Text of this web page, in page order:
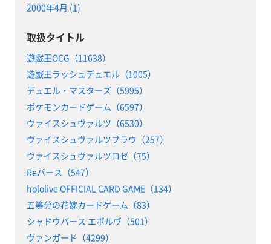
2000年4月 (1)
取扱タイトル
遊戯王OCG（11638）
遊戯王ラッシュデュエル（1005）
デュエル・マスターズ（5995）
ポケモンカードゲーム（6597）
ヴァイスシュヴァルツ（6530）
ヴァイスシュヴァルツブラウ（257）
ヴァイスシュヴァルツロゼ（75）
Reバース（547）
hololive OFFICIAL CARD GAME（134）
五等分の花嫁カードゲーム（83）
シャドウバース エボルヴ（501）
ヴァンガード（4299）